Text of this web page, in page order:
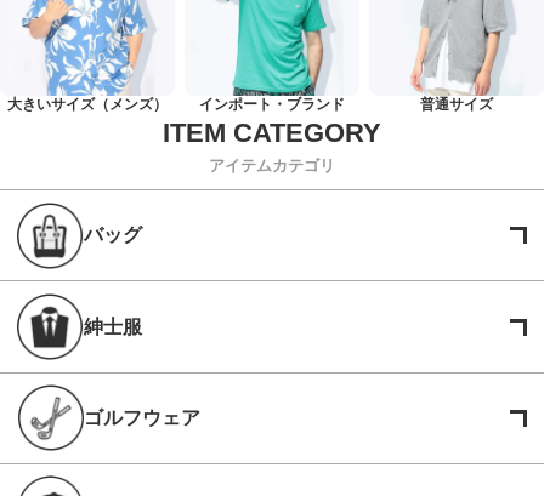
大きいサイズ（メンズ） インポート・ブランド 普通サイズ
アイテムカテゴリ
バッグ
紳士服
ゴルフウェア